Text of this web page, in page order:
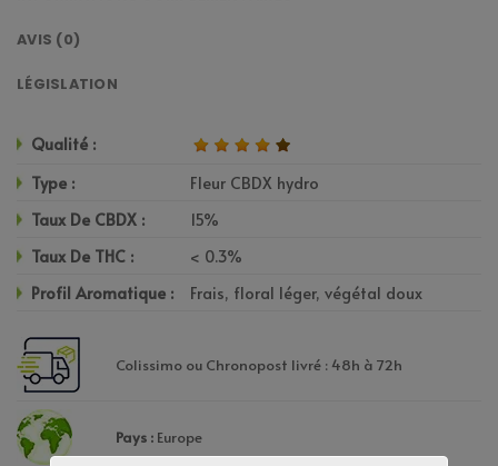
AVIS (0)
LÉGISLATION
Qualité :
Type :
Fleur CBDX hydro
Taux De CBDX :
15%
Taux De THC :
< 0.3%
Profil Aromatique :
Frais, floral léger, végétal doux
Colissimo ou Chronopost livré : 48h à 72h
Pays :Europe